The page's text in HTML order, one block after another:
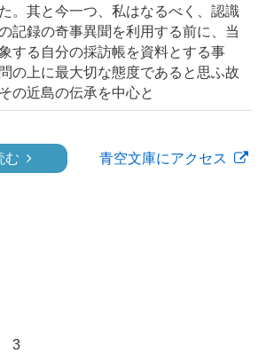
。其と今一つ、私はなるべく、認識
記録の奇事異聞を利用する前に、当
する自分の採訪帳を資料とする事
の上に最大切な態度であると思ふ故
の近島の伝承を中心と
む 青空文庫にアクセス
3